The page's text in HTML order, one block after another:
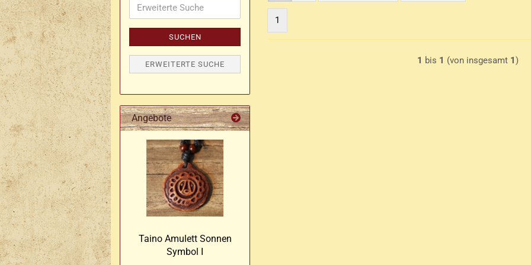
Damen Ringe
Motiv Ringe
1
1 bis 1 (von insgesamt 1)
Suche
SUCHEN
ERWEITERTE SUCHE
Angebote
Taino Amu­lett Son­nen
Sym­bol I